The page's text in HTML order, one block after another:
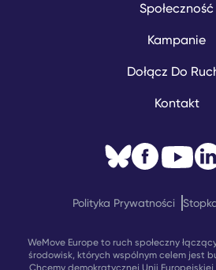
Społeczność
Kampanie
Dołącz Do
Kontakt
WeMove Europe to ruch społeczny
środowisk, których wspólnym celem jest
Polityka Prywatności